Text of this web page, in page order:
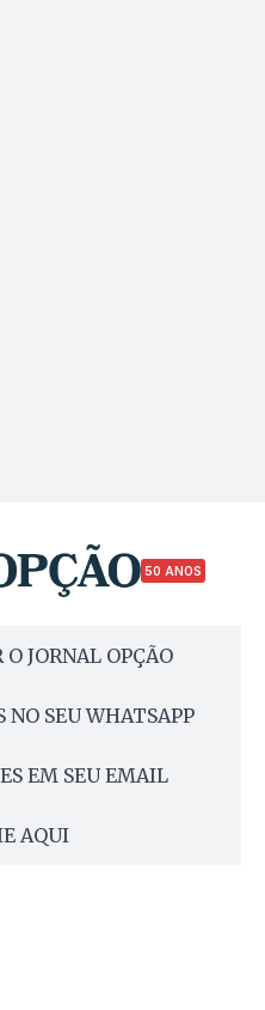
50 ANOS
JORNAL OPÇÃO
NO SEU WHATSAPP
EM SEU EMAIL
AQUI